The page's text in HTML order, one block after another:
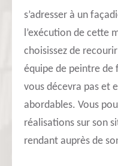
s’adresser à un
l’exécution de cette
choisissez de
équipe de peintre de
vous décevra pas et
abordables. Vous
réalisations sur son
rendant auprès de